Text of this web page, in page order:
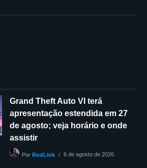
Grand Theft Auto VI terá
apresentação estendida em 27
de agosto; veja horário e onde
assistir
Por RodLink 6 de agosto de 2026